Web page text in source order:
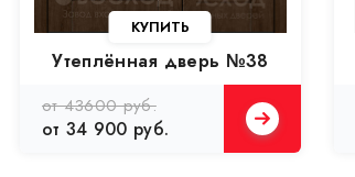
КУПИТЬ
Утеплённая дверь №38
от 43600 руб.
от 34 900 руб.